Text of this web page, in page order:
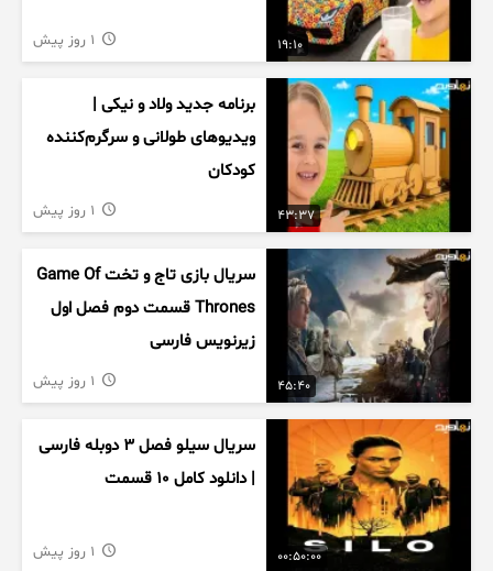
19:10
43:37
برنامه جدید ولاد و نیکی |
ویدیوهای طولانی و سرگرم‌کننده
کودکان
45:40
سریال بازی تاج و تخت Game Of
Thrones قسمت دوم فصل اول
زیرنویس فارسی
00:50:00
سریال سیلو فصل ۳ دوبله فارسی
| دانلود کامل ۱۰ قسمت